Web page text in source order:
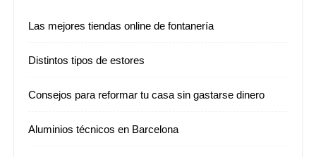
Las mejores tiendas online de fontanería
Distintos tipos de estores
Consejos para reformar tu casa sin gastarse dinero
Aluminios técnicos en Barcelona